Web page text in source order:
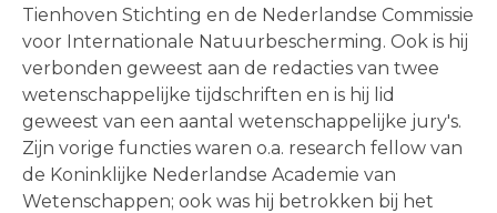
Tienhoven Stichting en de Nederlandse Commissie
voor Internationale Natuurbescherming. Ook is hij
verbonden geweest aan de redacties van twee
wetenschappelijke tijdschriften en is hij lid
geweest van een aantal wetenschappelijke jury's.
Zijn vorige functies waren o.a. research fellow van
de Koninklijke Nederlandse Academie van
Wetenschappen; ook was hij betrokken bij het